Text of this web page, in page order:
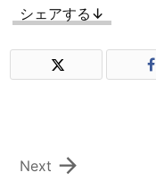
シェアする↓

Next